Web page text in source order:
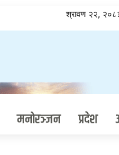
श्रावण २२,
मनोरञ्जन प्रदेश